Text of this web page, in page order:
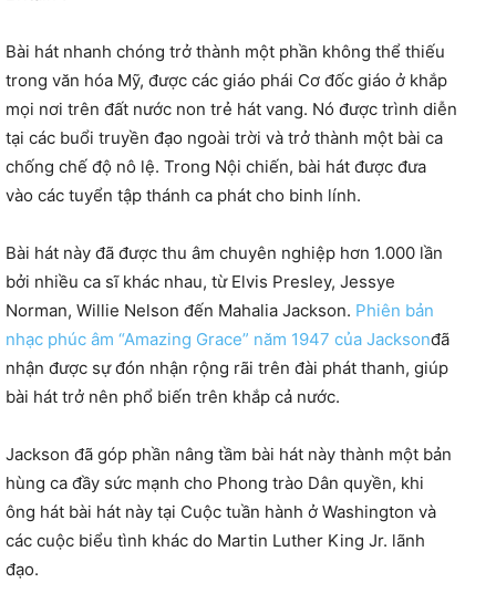
Bài hát nhanh chóng trở thành một phần không thể thiếu
trong văn hóa Mỹ, được các giáo phái Cơ đốc giáo ở khắp
mọi nơi trên đất nước non trẻ hát vang. Nó được trình diễn
tại các buổi truyền đạo ngoài trời và trở thành một bài ca
chống chế độ nô lệ. Trong Nội chiến, bài hát được đưa
vào các tuyển tập thánh ca phát cho binh lính.
Bài hát này đã được thu âm chuyên nghiệp hơn 1.000 lần
bởi nhiều ca sĩ khác nhau, từ Elvis Presley, Jessye
Norman, Willie Nelson đến Mahalia Jackson. Phiên bản
nhạc phúc âm “Amazing Grace” năm 1947 của Jacksonđã
nhận được sự đón nhận rộng rãi trên đài phát thanh, giúp
bài hát trở nên phổ biến trên khắp cả nước.
Jackson đã góp phần nâng tầm bài hát này thành một bản
hùng ca đầy sức mạnh cho Phong trào Dân quyền, khi
ông hát bài hát này tại Cuộc tuần hành ở Washington và
các cuộc biểu tình khác do Martin Luther King Jr. lãnh
đạo.